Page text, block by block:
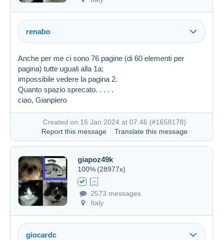
renabo
Created on 16 Jan 2024 at 07:25
Anche per me ci sono 76 pagine (di 60 elementi per
pagina) tutte uguali alla 1a;
impossibile vedere la pagina 2.
Quanto spazio sprecato. . . . .
ciao, Gianpiero
Created on 16 Jan 2024 at 07:46 (#1658178)
Report this message
Translate this message
giapoz49k
100% (28977x)
2573 messages
Italy
giocardc